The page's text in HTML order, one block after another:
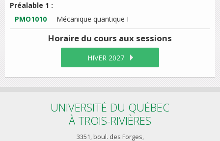
Préalable 1 :
PMO1010
Mécanique quantique I
Horaire du cours aux sessions
HIVER 2027
UNIVERSITÉ DU QUÉBEC
À TROIS-RIVIÈRES
3351, boul. des Forges,